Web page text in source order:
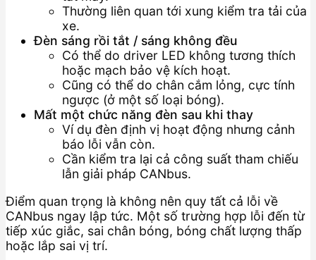
Thường liên quan tới xung kiểm tra tải của
xe.
Đèn sáng rồi tắt / sáng không đều
Có thể do driver LED không tương thích
hoặc mạch bảo vệ kích hoạt.
Cũng có thể do chân cắm lỏng, cực tính
ngược (ở một số loại bóng).
Mất một chức năng đèn sau khi thay
Ví dụ đèn định vị hoạt động nhưng cảnh
báo lỗi vẫn còn.
Cần kiểm tra lại cả công suất tham chiếu
lẫn giải pháp CANbus.
Điểm quan trọng là không nên quy tất cả lỗi về
CANbus ngay lập tức. Một số trường hợp lỗi đến từ
tiếp xúc giắc, sai chân bóng, bóng chất lượng thấp
hoặc lắp sai vị trí.